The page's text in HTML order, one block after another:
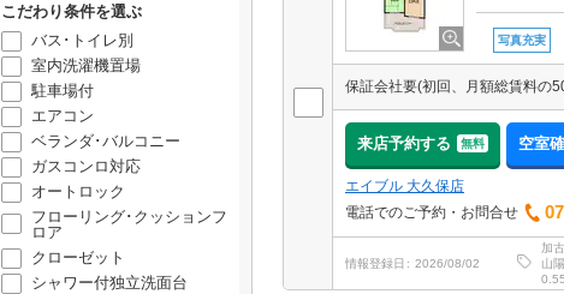
こだわり条件を選ぶ
バス･トイレ別
室内洗濯機置場
駐車場付
エアコン
ベランダ･バルコニー
ガスコンロ対応
オートロック
フローリング･クッションフ
ロア
クローゼット
シャワー付独立洗面台
写真充実
来店予約する 無料 空室
エイブル 大久保店
電話でのご予約・お問合せ
情報登録日 2026/08/02
加
山